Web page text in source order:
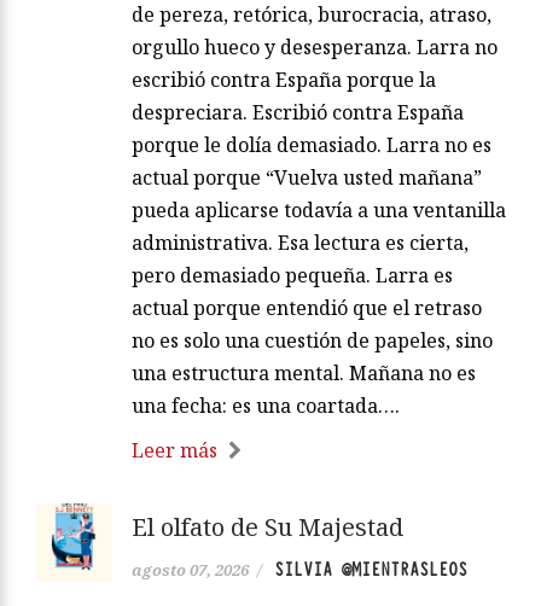
de pereza, retórica, burocracia, atraso,
orgullo hueco y desesperanza. Larra no
escribió contra España porque la
despreciara. Escribió contra España
porque le dolía demasiado. Larra no es
actual porque “Vuelva usted mañana”
pueda aplicarse todavía a una ventanilla
administrativa. Esa lectura es cierta,
pero demasiado pequeña. Larra es
actual porque entendió que el retraso
no es solo una cuestión de papeles, sino
una estructura mental. Mañana no es
una fecha: es una coartada….
Leer más
El olfato de Su Majestad
agosto 07, 2026 / SILVIA @MIENTRASLEOS